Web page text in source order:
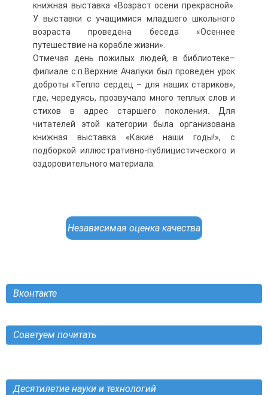
книжная выставка «Возраст осени прекрасной».
У выставки с учащимися младшего школьного
возраста проведена беседа «Осеннее
путешествие на корабле жизни».
Отмечая день пожилых людей, в библиотеке–
филиале с.п.Верхние Ачалуки был проведен урок
доброты «Тепло сердец – для наших стариков»,
где, чередуясь, прозвучало много теплых слов и
стихов в адрес старшего поколения. Для
читателей этой категории была организована
книжная выставка «Какие наши годы!», с
подборкой иллюстративно-публицистического и
оздоровительного материала.
Независимая оценка качества
Вконтакте
Советуем почитать
Десятилетие науки и технологий